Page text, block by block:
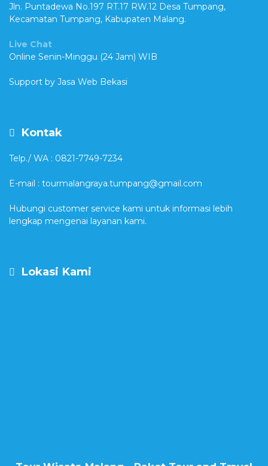
Jln. Puntadewa No.197 RT.17 RW.12 Desa Tumpang,
Kecamatan Tumpang, Kabupaten Malang.
Live Chat
Online Senin-Minggu (24 Jam) WIB
Support by Jasa Web Bekasi
Kontak
Telp./ WA : 0821-7749-7234
E-mail : tourmalangraya.tumpang@gmail.com
Hubungi customer service kami untuk informasi lebih
lengkap mengenai layanan kami.
Lokasi Kami